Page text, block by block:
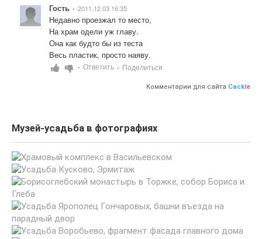
Гость • 2011.12.03 16:35
Недавно проезжал то место,
На храм одели уж главу.
Она как будто бы из теста
Весь пластик, просто наяву.
• Ответить • Поделиться
Комментарии для сайта Cackle
Музей-усадьба в фотографиях